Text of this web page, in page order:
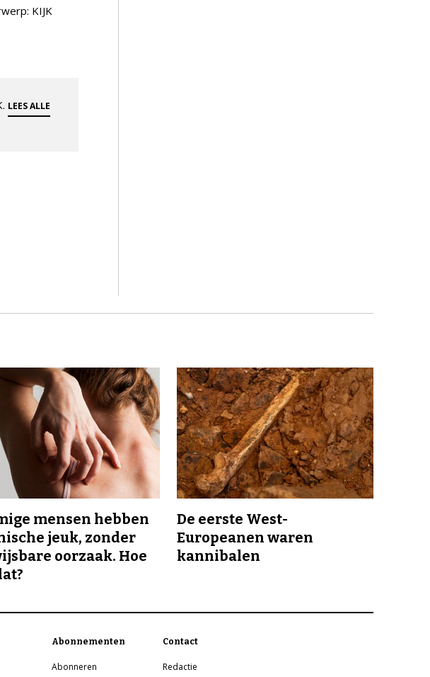
KIJK
LEES ALLE
mensen hebben
jeuk, zonder
oorzaak. Hoe
De eerste West-
Europeanen waren
kannibalen
Abonnementen
Abonneren
Contact
Redactie